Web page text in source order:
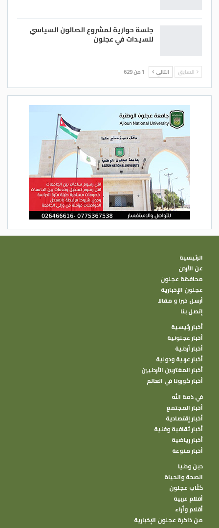
جلسة حوارية لمشروع الصالون السياسي
للسيدات في عجلون
السابق التالي 1 من 629
الرئيسية
عن الأردن
محافظة عجلون
عجلون الإخبارية
أرسل خبرا و مقالا
إتصل بنا
أخبار رئيسية
أخبار عجلونية
أخبار أردنية
أخبار عربية ودولية
أخبار المغتربين الأردنيين
أخبار كورونا في العالم
في ذمة الله
أخبار المجتمع
أخبار إقتصادية
أخبار ثقافية وفنية
أخبار رياضية
أخبار منوعة
دين ودنيا
الصحة والحياة
كتًاب عجلون
أقلام عربية
أقلام وأراء
من ذاكرة عجلون الإخبارية